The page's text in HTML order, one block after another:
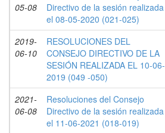
05-08
Directivo de la sesión realizada
el 08-05-2020 (021-025)
2019-
06-10
RESOLUCIONES DEL
CONSEJO DIRECTIVO DE LA
SESIÓN REALIZADA EL 10-06-
2019 (049 -050)
2021-
06-08
Resoluciones del Consejo
Directivo de la sesión realizada
el 11-06-2021 (018-019)